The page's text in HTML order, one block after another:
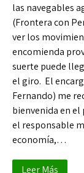
las navegables
(Frontera con
ver los
encomienda
suerte puede
el giro. El
Fernando) me
bienvenida en el
el responsable
economía,…
Leer Más